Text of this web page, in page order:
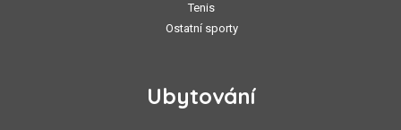
Tenis
Ostatní sporty
Ubytování